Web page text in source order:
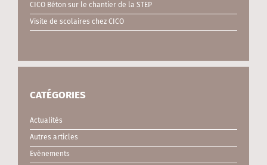
CICO Béton sur le chantier de la STEP
Visite de scolaires chez CICO
CATÉGORIES
Actualités
Autres articles
Evènements